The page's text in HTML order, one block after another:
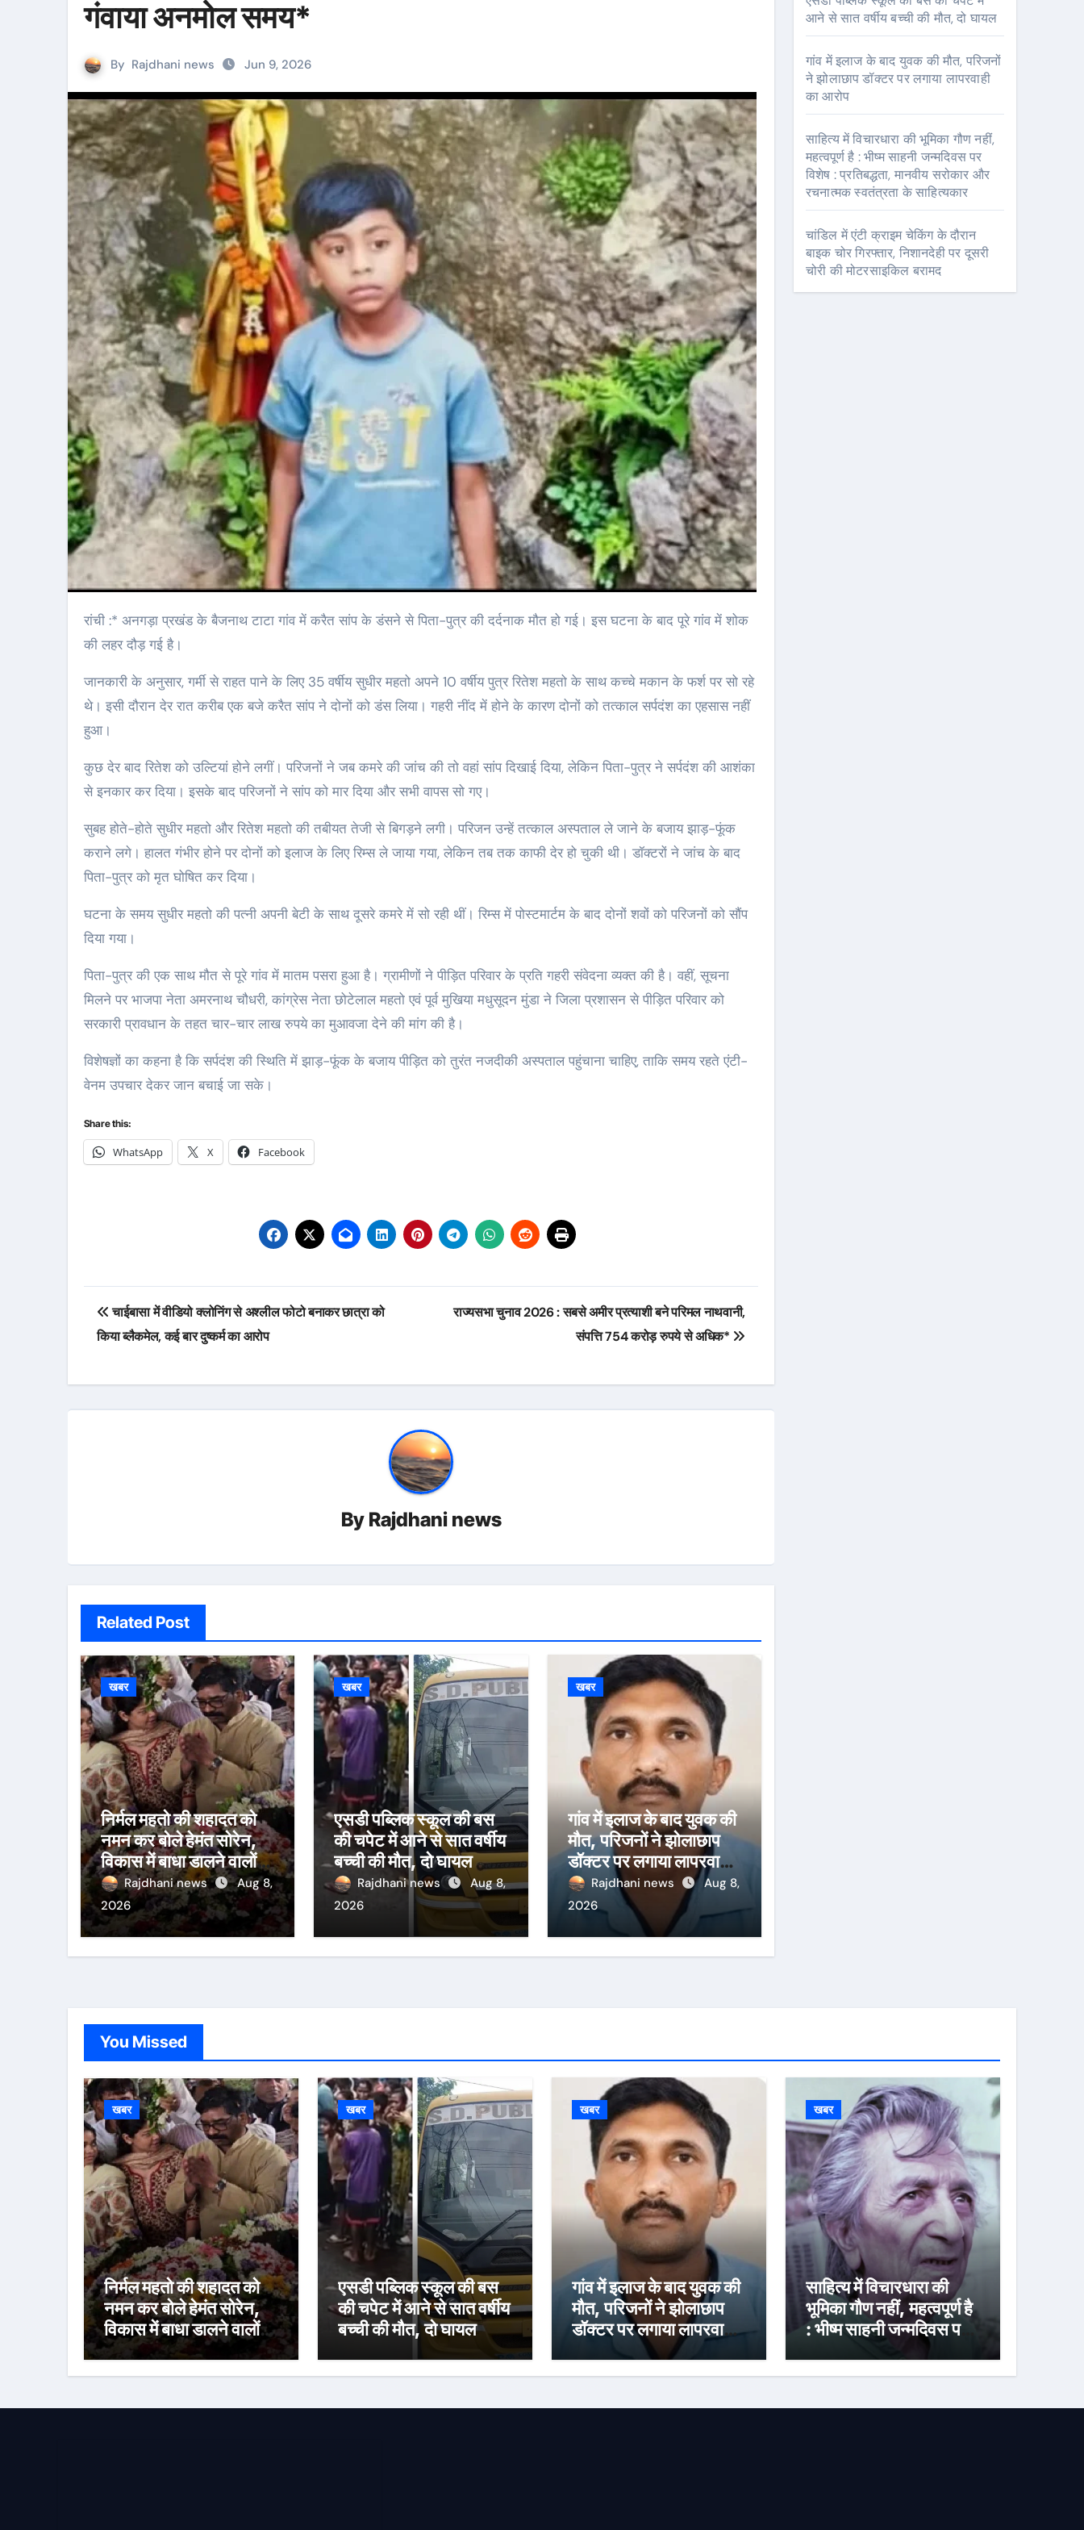
गंवाया अनमोल समय*
By Rajdhani news Jun 9, 2026
रांची :* अनगड़ा प्रखंड के बैजनाथ टाटा गांव में करैत सांप के डंसने से पिता-पुत्र की दर्दनाक मौत हो गई। इस घटना के बाद पूरे गांव में शोक
की लहर दौड़ गई है।
जानकारी के अनुसार, गर्मी से राहत पाने के लिए 35 वर्षीय सुधीर महतो अपने 10 वर्षीय पुत्र रितेश महतो के साथ कच्चे मकान के फर्श पर सो रहे
थे। इसी दौरान देर रात करीब एक बजे करैत सांप ने दोनों को डंस लिया। गहरी नींद में होने के कारण दोनों को तत्काल सर्पदंश का एहसास नहीं
हुआ।
कुछ देर बाद रितेश को उल्टियां होने लगीं। परिजनों ने जब कमरे की जांच की तो वहां सांप दिखाई दिया, लेकिन पिता-पुत्र ने सर्पदंश की आशंका
से इनकार कर दिया। इसके बाद परिजनों ने सांप को मार दिया और सभी वापस सो गए।
सुबह होते-होते सुधीर महतो और रितेश महतो की तबीयत तेजी से बिगड़ने लगी। परिजन उन्हें तत्काल अस्पताल ले जाने के बजाय झाड़-फूंक
कराने लगे। हालत गंभीर होने पर दोनों को इलाज के लिए रिम्स ले जाया गया, लेकिन तब तक काफी देर हो चुकी थी। डॉक्टरों ने जांच के बाद
पिता-पुत्र को मृत घोषित कर दिया।
घटना के समय सुधीर महतो की पत्नी अपनी बेटी के साथ दूसरे कमरे में सो रही थीं। रिम्स में पोस्टमार्टम के बाद दोनों शवों को परिजनों को सौंप
दिया गया।
पिता-पुत्र की एक साथ मौत से पूरे गांव में मातम पसरा हुआ है। ग्रामीणों ने पीड़ित परिवार के प्रति गहरी संवेदना व्यक्त की है। वहीं, सूचना
मिलने पर भाजपा नेता अमरनाथ चौधरी, कांग्रेस नेता छोटेलाल महतो एवं पूर्व मुखिया मधुसूदन मुंडा ने जिला प्रशासन से पीड़ित परिवार को
सरकारी प्रावधान के तहत चार-चार लाख रुपये का मुआवजा देने की मांग की है।
विशेषज्ञों का कहना है कि सर्पदंश की स्थिति में झाड़-फूंक के बजाय पीड़ित को तुरंत नजदीकी अस्पताल पहुंचाना चाहिए, ताकि समय रहते एंटी-
वेनम उपचार देकर जान बचाई जा सके।
Share this:
WhatsApp X Facebook
Post
navigation
चाईबासा में वीडियो क्लोनिंग से अश्लील फोटो बनाकर छात्रा को
किया ब्लैकमेल, कई बार दुष्कर्म का आरोप
राज्यसभा चुनाव 2026 : सबसे अमीर प्रत्याशी बने परिमल नाथवानी,
संपत्ति 754 करोड़ रुपये से अधिक*
By Rajdhani news
Related Post
खबर
निर्मल महतो की शहादत को
नमन कर बोले हेमंत सोरेन,
विकास में बाधा डालने वालों
को जनता देगी जवाब
Rajdhani news
Aug 8,
2026
खबर
एसडी पब्लिक स्कूल की बस
की चपेट में आने से सात वर्षीय
बच्ची की मौत, दो घायल
Rajdhani news
Aug 8,
2026
खबर
गांव में इलाज के बाद युवक की
मौत, परिजनों ने झोलाछाप
डॉक्टर पर लगाया लापरवाही
का आरोप
Rajdhani news
Aug 8,
2026
आने से सात वर्षीय बच्ची की मौत, दो घायल
गांव में इलाज के बाद युवक की मौत, परिजनों
ने झोलाछाप डॉक्टर पर लगाया लापरवाही
का आरोप
साहित्य में विचारधारा की भूमिका गौण नहीं,
महत्वपूर्ण है : भीष्म साहनी जन्मदिवस पर
विशेष : प्रतिबद्धता, मानवीय सरोकार और
रचनात्मक स्वतंत्रता के साहित्यकार
चांडिल में एंटी क्राइम चेकिंग के दौरान
बाइक चोर गिरफ्तार, निशानदेही पर दूसरी
चोरी की मोटरसाइकिल बरामद
You Missed
खबर
निर्मल महतो की शहादत को
नमन कर बोले हेमंत सोरेन,
विकास में बाधा डालने वालों
को जनता देगी जवाब
खबर
एसडी पब्लिक स्कूल की बस
की चपेट में आने से सात वर्षीय
बच्ची की मौत, दो घायल
खबर
गांव में इलाज के बाद युवक की
मौत, परिजनों ने झोलाछाप
डॉक्टर पर लगाया लापरवाही
का आरोप
खबर
साहित्य में विचारधारा की
भूमिका गौण नहीं, महत्वपूर्ण है
: भीष्म साहनी जन्मदिवस पर
विशेष : प्रतिबद्धता, मानवीय
सरोकार और रचनात्मक